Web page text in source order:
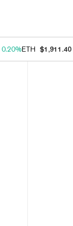
0.20%ETH $1,911.40